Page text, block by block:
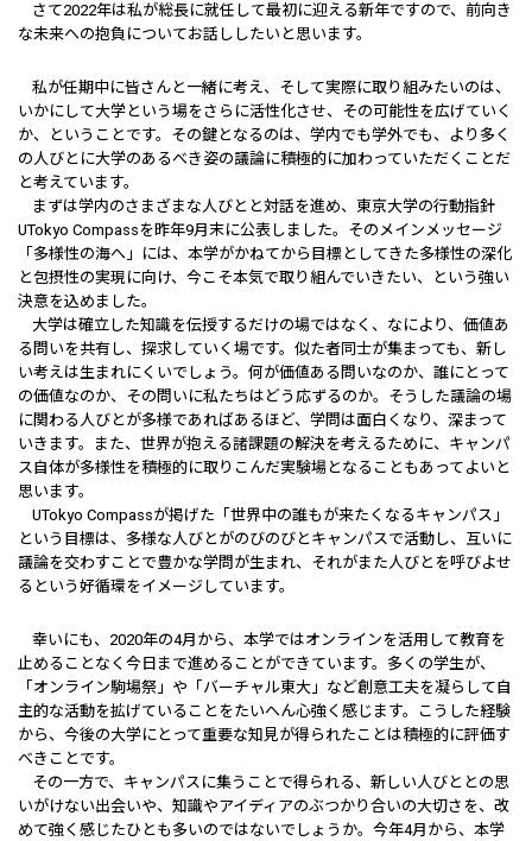
さて2022年は私が総長に就任して最初に迎える新年ですので、前向き
な未来への抱負についてお話ししたいと思います。
私が任期中に皆さんと一緒に考え、そして実際に取り組みたいのは、
いかにして大学という場をさらに活性化させ、その可能性を広げていく
か、ということです。その鍵となるのは、学内でも学外でも、より多く
の人びとに大学のあるべき姿の議論に積極的に加わっていただくことだ
と考えています。
まずは学内のさまざまな人びとと対話を進め、東京大学の行動指針
UTokyo Compassを昨年9月末に公表しました。そのメインメッセージ
「多様性の海へ」には、本学がかねてから目標としてきた多様性の深化
と包摂性の実現に向け、今こそ本気で取り組んでいきたい、という強い
決意を込めました。
大学は確立した知識を伝授するだけの場ではなく、なにより、価値あ
る問いを共有し、探求していく場です。似た者同士が集まっても、新し
い考えは生まれにくいでしょう。何が価値ある問いなのか、誰にとって
の価値なのか、その問いに私たちはどう応ずるのか。そうした議論の場
に関わる人びとが多様であればあるほど、学問は面白くなり、深まって
いきます。また、世界が抱える諸課題の解決を考えるために、キャンパ
ス自体が多様性を積極的に取りこんだ実験場となることもあってよいと
思います。
UTokyo Compassが掲げた「世界中の誰もが来たくなるキャンパス」
という目標は、多様な人びとがのびのびとキャンパスで活動し、互いに
議論を交わすことで豊かな学問が生まれ、それがまた人びとを呼びよせ
るという好循環をイメージしています。
幸いにも、2020年の4月から、本学ではオンラインを活用して教育を
止めることなく今日まで進めることができています。多くの学生が、
「オンライン駒場祭」や「バーチャル東大」など創意工夫を凝らして自
主的な活動を拡げていることをたいへん心強く感じます。こうした経験
から、今後の大学にとって重要な知見が得られたことは積極的に評価す
べきことです。
その一方で、キャンパスに集うことで得られる、新しい人びととの思
いがけない出会いや、知識やアイディアのぶつかり合いの大切さを、改
めて強く感じたひとも多いのではないでしょうか。今年4月から、本学